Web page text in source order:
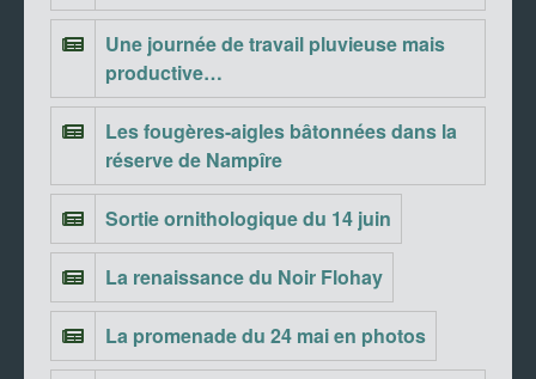
Une journée de travail pluvieuse mais
productive…
Les fougères-aigles bâtonnées dans la
réserve de Nampîre
Sortie ornithologique du 14 juin
La renaissance du Noir Flohay
La promenade du 24 mai en photos